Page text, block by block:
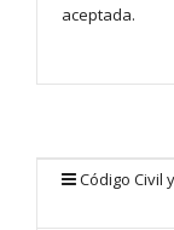
aceptada.
Código Civil